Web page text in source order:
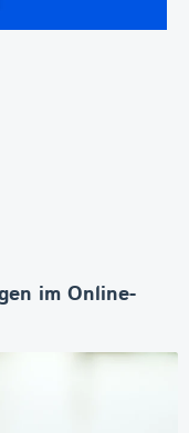
im Online-